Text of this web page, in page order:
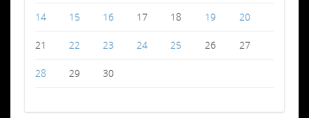
14 15 16 17 18 19 20
21 22 23 24 25 26 27
28 29 30